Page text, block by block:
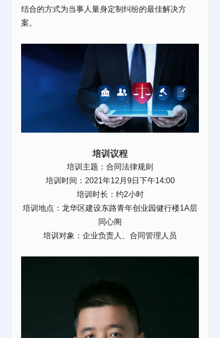
结合的方式为当事人量身定制纠纷的最佳解决方
案。
培训议程
培训主题：合同法律规则
培训时间：2021年12月9日下午14:00
培训时长：约2小时
培训地点：龙华区建设东路青年创业园健行楼1A层
同心阁
培训对象：企业负责人、合同管理人员